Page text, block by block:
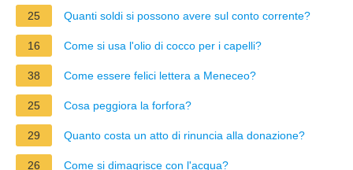
25
Quanti soldi si possono avere sul conto corrente?
16 Come si usa l'olio di cocco per i capelli?
38 Come essere felici lettera a Meneceo?
25 Cosa peggiora la forfora?
29 Quanto costa un atto di rinuncia alla donazione?
26 Come si dimagrisce con l'acqua?